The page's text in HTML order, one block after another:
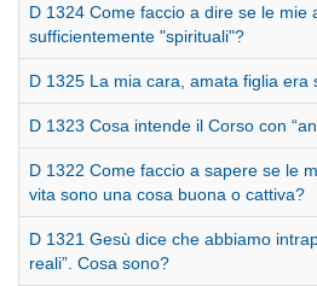
D 1324 Come faccio a dire se le mie
sufficientemente "spirituali"?
D 1325 La mia cara, amata figlia era
D 1323 Cosa intende il Corso con
D 1322 Come faccio a sapere se le
vita sono una cosa buona o cattiva?
D 1321 Gesù dice che abbiamo
reali”. Cosa sono?